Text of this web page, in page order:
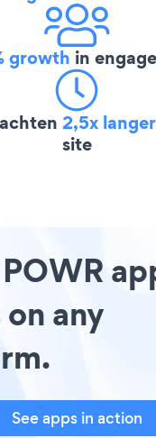
growth in
2,5x langer
site
any
See apps in action